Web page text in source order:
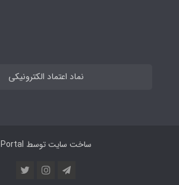
نماد اعتماد الکترونیکی
ساخت سایت توسط Portal